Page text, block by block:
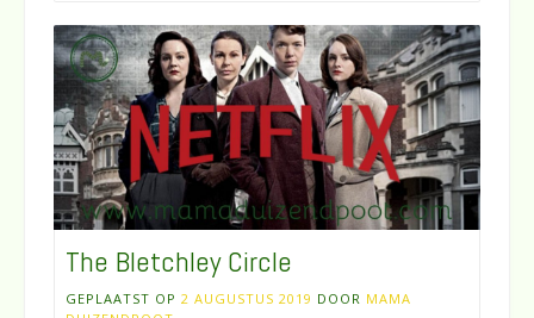
The Bletchley Circle
GEPLAATST OP 2 AUGUSTUS 2019 DOOR MAMA